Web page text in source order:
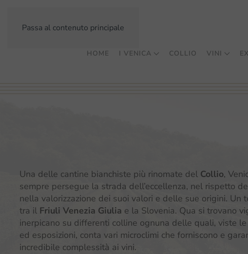
Passa al contenuto principale
HOME I VENICA COLLIO VINI
Una delle cantine bianchiste più rinomate del Collio,
sempre persegue la strada dell’eccellenza, nel rispetto
nella valorizzazione dei suoi valori e delle sue origini. Un
tra il Friuli Venezia Giulia e la Slovenia. Qua si trovano
inerpicano su differenti colline ognuna delle quali, viste
ed esposizioni, conta vari microclimi che forniscono e
incredibile complessità ai vini.